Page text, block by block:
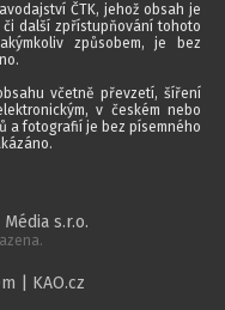
ČTK, jehož obsah je
další zpřístupňování tohoto
způsobem, je bez
včetně převzetí, šíření
v českém nebo
a fotografií je bez písemného
s.r.o.
| KAO.cz